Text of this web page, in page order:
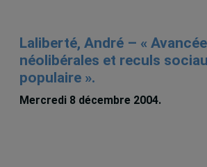
Laliberté, André – «
néolibérales et reculs
populaire ».
Mercredi 8 décembre 2004.